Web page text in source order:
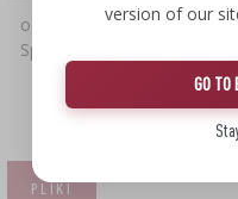
ocena:
Spełnia wszystkie
PLIKI
version of our
GO TO